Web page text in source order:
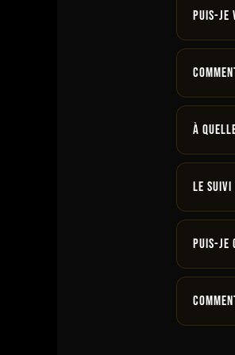
→
Puis-je
Oui, le
club
La
À
1 à 3
Le
Oui,
Puis-je
Oui,